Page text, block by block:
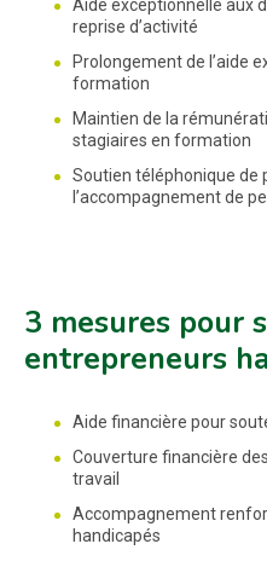
Aide exceptionnelle aux
reprise d’activité
Prolongement de l’aide
formation
Maintien de la
stagiaires en formation
Soutien téléphonique de
l’accompagnement de
3 mesures pour
entrepreneurs
Aide financière pour
Couverture financière
travail
Accompagnement
handicapés